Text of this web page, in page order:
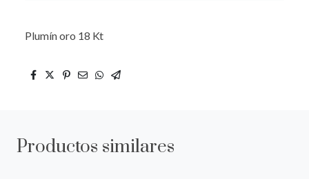
Plumín oro 18 Kt
Productos similares